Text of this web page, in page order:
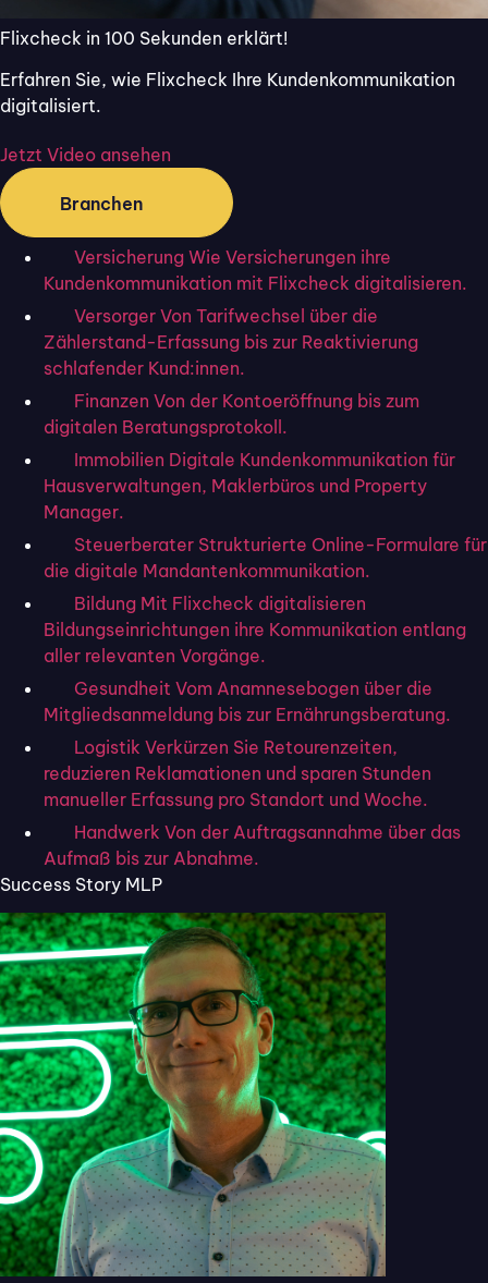
Flixcheck in 100 Sekunden erklärt!
Erfahren Sie, wie Flixcheck Ihre Kundenkommunikation
digitalisiert.
Jetzt Video ansehen
Branchen
Versicherung Wie Versicherungen ihre
Kundenkommunikation mit Flixcheck digitalisieren.
Versorger Von Tarifwechsel über die
Zählerstand-Erfassung bis zur Reaktivierung
schlafender Kund:innen.
Finanzen Von der Kontoeröffnung bis zum
digitalen Beratungsprotokoll.
Immobilien Digitale Kundenkommunikation für
Hausverwaltungen, Maklerbüros und Property
Manager.
Steuerberater Strukturierte Online-Formulare für
die digitale Mandantenkommunikation.
Bildung Mit Flixcheck digitalisieren
Bildungseinrichtungen ihre Kommunikation entlang
aller relevanten Vorgänge.
Gesundheit Vom Anamnesebogen über die
Mitgliedsanmeldung bis zur Ernährungsberatung.
Logistik Verkürzen Sie Retourenzeiten,
reduzieren Reklamationen und sparen Stunden
manueller Erfassung pro Standort und Woche.
Handwerk Von der Auftragsannahme über das
Aufmaß bis zur Abnahme.
Success Story MLP
Rahmenvertrag: Definition,
Ausführungen, Vor- &
Nachteile
Bereit für digitale
Kunden­kommu­
nikation?
Starten Sie kostenlos. Kein Abo, keine
Kreditkarte.
Über 50.000 Nutzer:innen vertrauen Flixcheck.
Keine Kreditkarte Jederzeit kündbar DSGVO-konform
Kostenlos testen Demo vereinbaren